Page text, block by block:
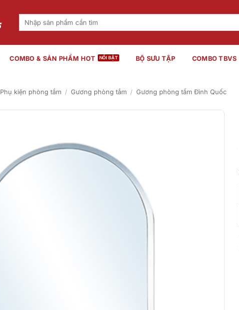
Tìm
COMBO & SẢN PHẨM HOT BỘ SƯU TẬP COMBO TBVS
Phụ kiện phòng tắm / Gương phòng tắm / Gương phòng tắm Đình Quốc